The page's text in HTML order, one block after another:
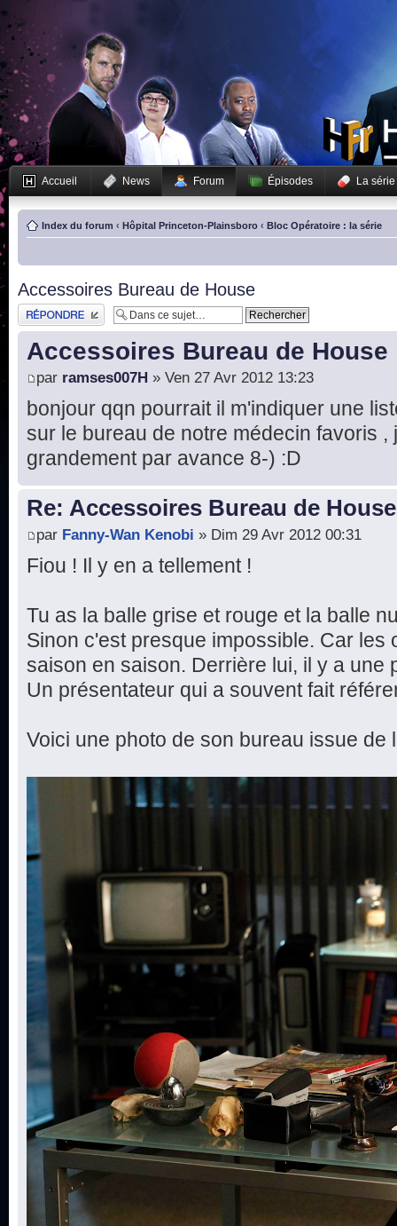
Accueil News Forum Épisodes La série
Index du forum ‹ Hôpital Princeton-Plainsboro ‹ Bloc Opératoire : la série
Accessoires Bureau de House
Publier une réponse
Accessoires Bureau de House
par ramses007H » Ven 27 Avr 2012 13:23
bonjour qqn pourrait il m'indiquer une
sur le bureau de notre médecin favoris ,
grandement par avance 8-) :D
Re: Accessoires Bureau de House
par Fanny-Wan Kenobi » Dim 29 Avr 2012 00:31
Fiou ! Il y en a tellement !
Tu as la balle grise et rouge et la balle
Sinon c'est presque impossible. Car les
saison en saison. Derrière lui, il y a une
Un présentateur qui a souvent fait
Voici une photo de son bureau issue de